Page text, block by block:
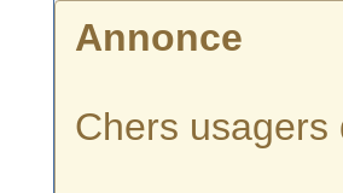
Annonce
Chers usagers